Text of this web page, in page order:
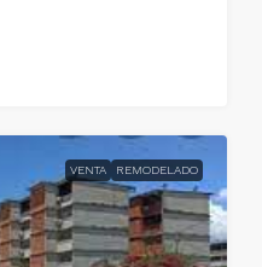
VENTA REMODELADO